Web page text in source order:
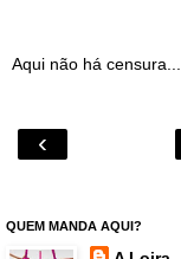
Aqui não há censura...
‹
QUEM MANDA AQUI?